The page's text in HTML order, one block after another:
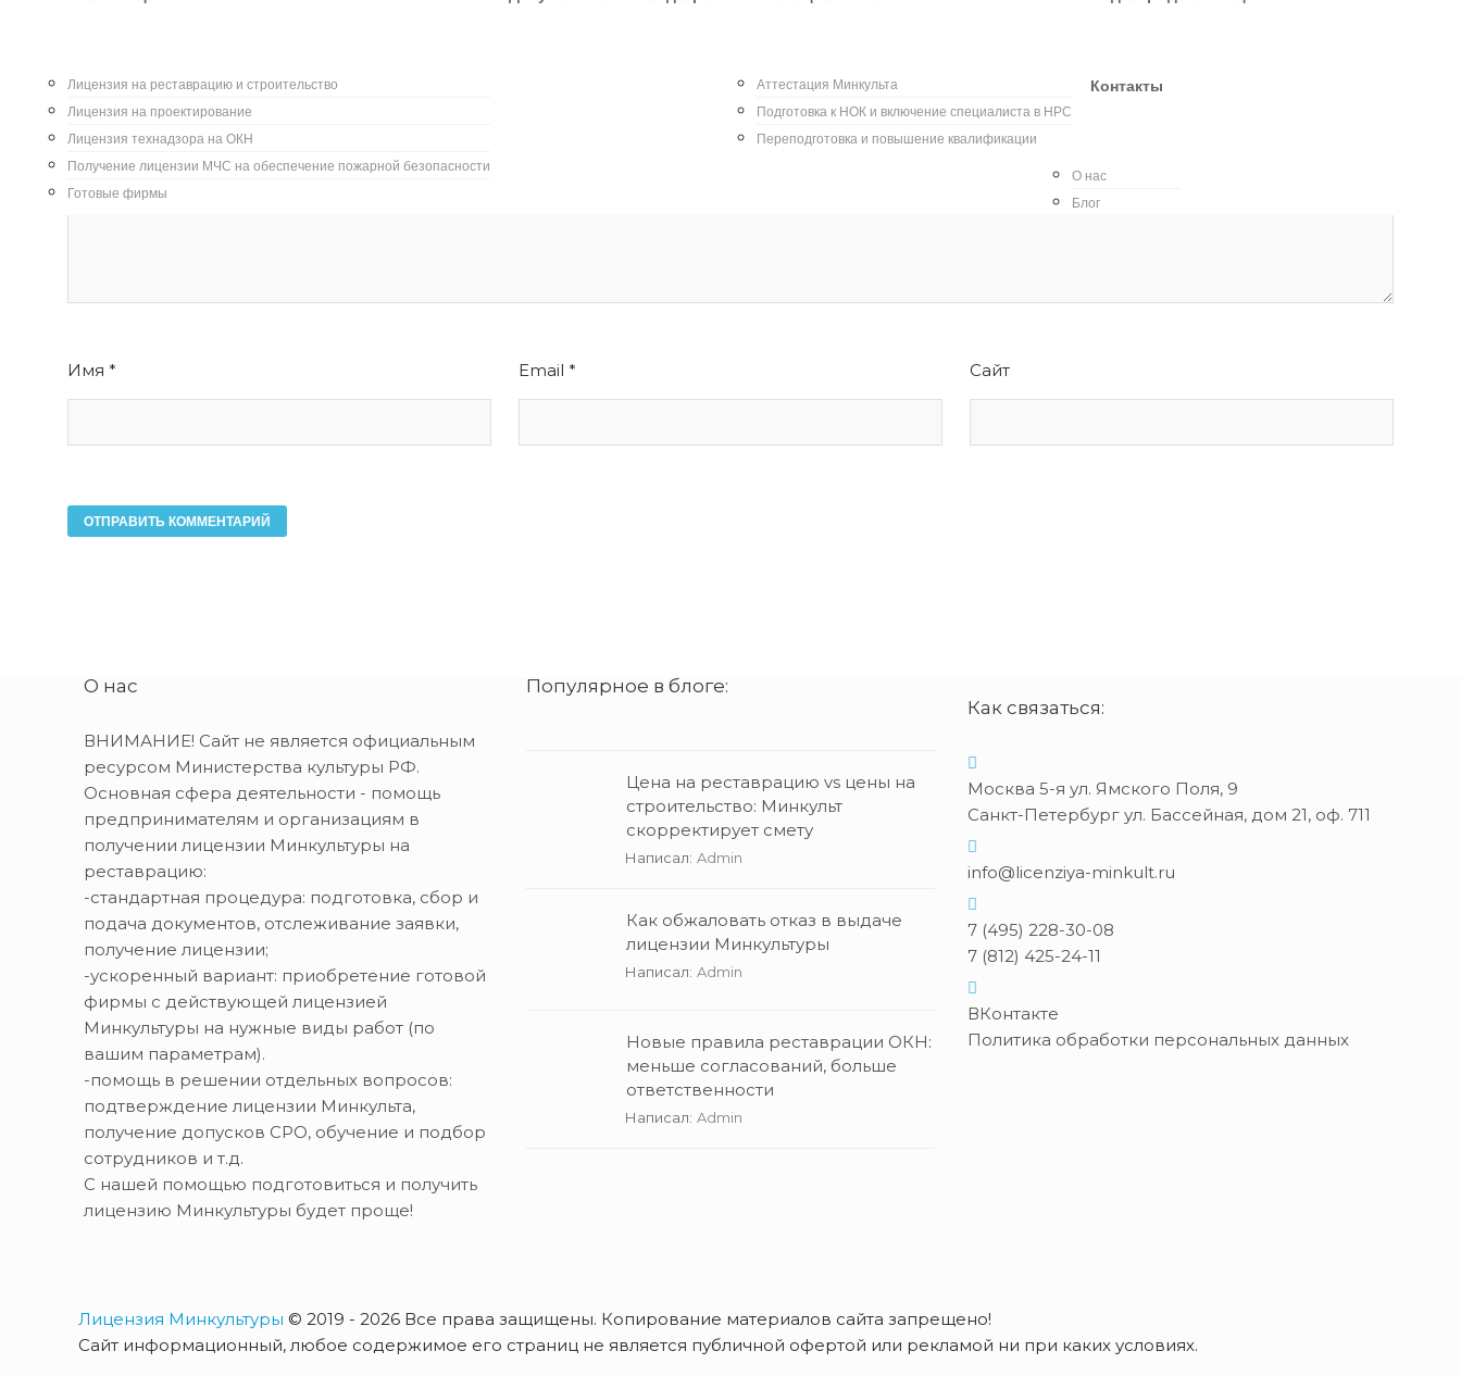
Лицензия на реставрацию и строительство
Лицензия на проектирование
Лицензия технадзора на ОКН
Получение лицензии МЧС на обеспечение пожарной безопасности
Готовые фирмы
Аттестация Минкульта
Подготовка к НОК и включение специалиста в НРС
Переподготовка и повышение квалификации
Контакты
О нас
Блог
Имя * Email * Сайт
О нас
ВНИМАНИЕ! Сайт не является официальным
ресурсом Министерства культуры РФ.
Основная сфера деятельности - помощь
предпринимателям и организациям в
получении лицензии Минкультуры на
реставрацию:
-стандартная процедура: подготовка, сбор и
подача документов, отслеживание заявки,
получение лицензии;
-ускоренный вариант: приобретение готовой
фирмы с действующей лицензией
Минкультуры на нужные виды работ (по
вашим параметрам).
-помощь в решении отдельных вопросов:
подтверждение лицензии Минкульта,
получение допусков СРО, обучение и подбор
сотрудников и т.д.
С нашей помощью подготовиться и получить
лицензию Минкультуры будет проще!
Популярное в блоге:
Цена на реставрацию vs цены на
строительство: Минкульт
скорректирует смету
Написал: Admin
Как обжаловать отказ в выдаче
лицензии Минкультуры
Написал: Admin
Новые правила реставрации ОКН:
меньше согласований, больше
ответственности
Написал: Admin
Как связаться:
Москва 5-я ул. Ямского Поля, 9
Санкт-Петербург ул. Бассейная, дом 21, оф. 711
info@licenziya-minkult.ru
7 (495) 228-30-08
7 (812) 425-24-11
ВКонтакте
Политика обработки персональных данных
Лицензия Минкультуры © 2019 - 2026 Все права защищены. Копирование материалов сайта запрещено!
Сайт информационный, любое содержимое его страниц не является публичной офертой или рекламой ни при каких условиях.